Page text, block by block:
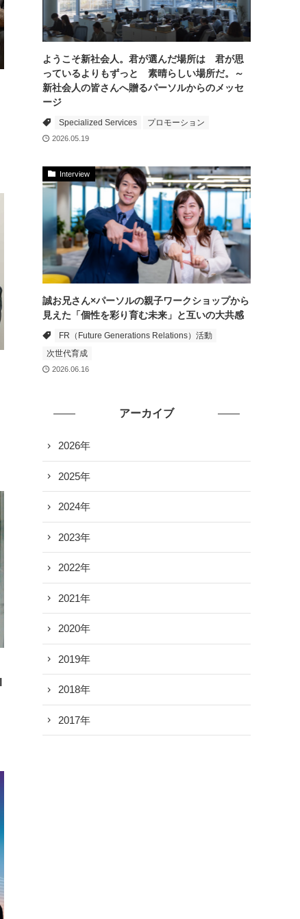
ようこそ新社会人。君が選んだ場所は 君が思
っているよりもずっと 素晴らしい場所だ。～
新社会人の皆さんへ贈るパーソルからのメッセ
ージ
Specialized Services プロモーション
2026.05.19
Interview
誠お兄さん×パーソルの親子ワークショップから
見えた「個性を彩り育む未来」と互いの大共感
FR（Future Generations Relations）活動
次世代育成
2026.06.16
アーカイブ
2026年
2025年
2024年
2023年
2022年
2021年
2020年
2019年
2018年
2017年